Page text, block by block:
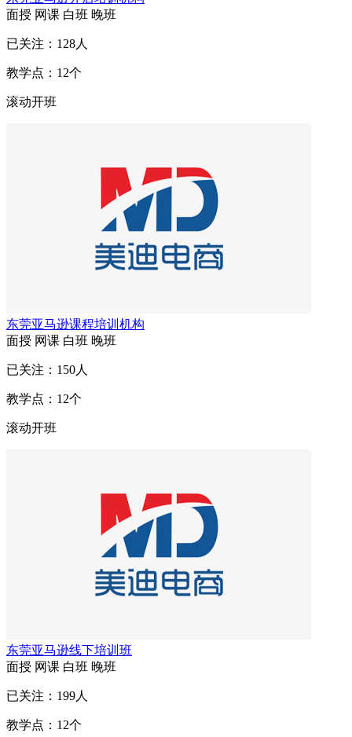
面授 网课 白班 晚班
已关注： 128人
教学点： 12个
滚动开班
东莞亚马逊课程培训机构
面授 网课 白班 晚班
已关注： 150人
教学点： 12个
滚动开班
东莞亚马逊线下培训班
面授 网课 白班 晚班
已关注： 199人
教学点： 12个